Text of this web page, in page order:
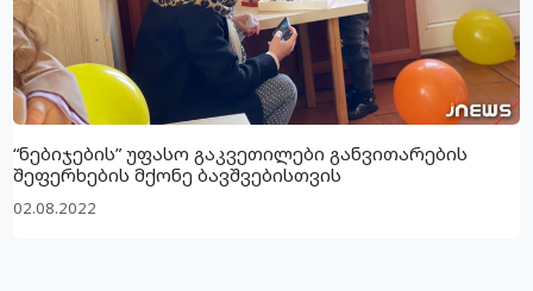
“ნებიჯების” უფასო გაკვეთილები განვითარების
შეფერხების მქონე ბავშვებისთვის
02.08.2022